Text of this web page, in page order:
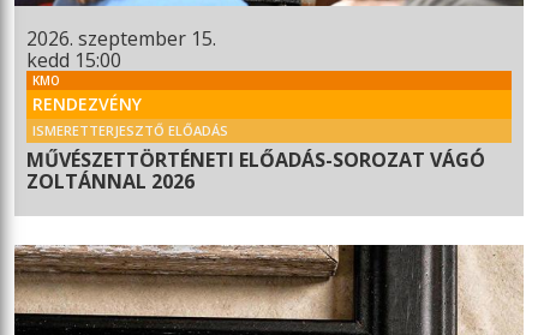
2026. szeptember 15.
kedd 15:00
KMO
RENDEZVÉNY
ISMERETTERJESZTŐ ELŐADÁS
MŰVÉSZETTÖRTÉNETI ELŐADÁS-SOROZAT VÁGÓ
ZOLTÁNNAL 2026